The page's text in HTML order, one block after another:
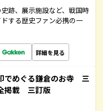
跡、展示施設など、戦国時
する歴史ファン必携の一
詳細を見る
でめぐる鎌倉のお寺 三
掲載 三訂版